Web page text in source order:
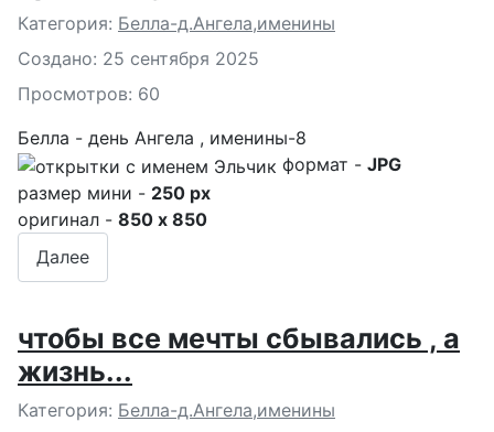
Подробности
Категория: Белла-д.Ангела,именины
Создано: 25 сентября 2025
Просмотров: 60
Белла - день Ангела , именины-8
формат - JPG
размер мини - 250 px
оригинал - 850 x 850
Далее
чтобы все мечты сбывались , а
жизнь...
Подробности
Категория: Белла-д.Ангела,именины